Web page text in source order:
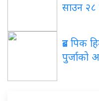
साउन २८
ब्रड पिक
पुर्जाको